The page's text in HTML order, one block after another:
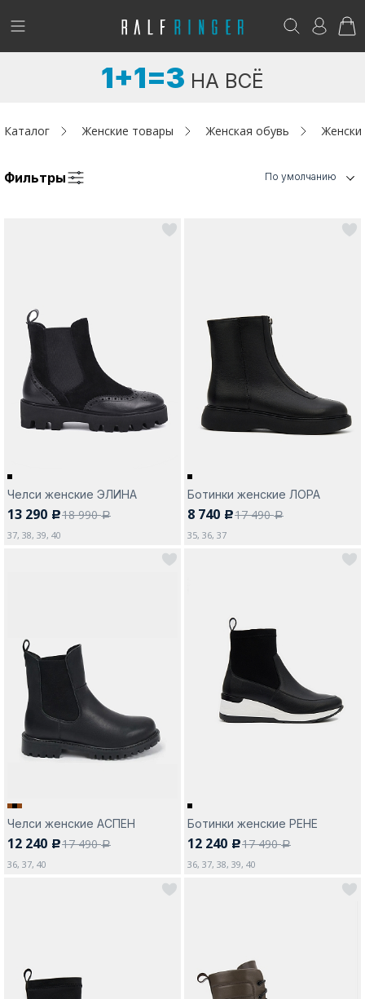
!
Женщинам
Акции / Новости
Адреса магазинов
Да, все верно Изменить город
Возникли вопросы? - club@ralf.ru
1+1=3 НА ВСЁ
Каталог Женские товары Женская обувь
Фильтры По умолчанию
Челси женские ЭЛИНА
13 290 c18 990a
37, 38, 39, 40
Ботинки женские ЛОРА
8 740 c17 490a
35, 36, 37
Челси женские АСПЕН
12 240 c17 490a
36, 37, 40
Ботинки женские РЕНЕ
12 240 c17 490a
36, 37, 38, 39, 40